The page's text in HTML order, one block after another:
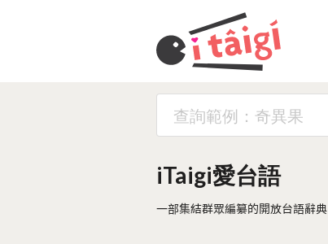
iTaigi愛台語
一部集結群眾編纂的開放台語辭典